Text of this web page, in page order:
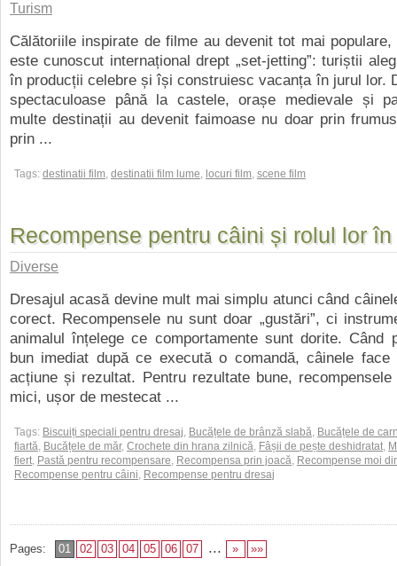
Turism
Călătoriile inspirate de filme au devenit tot mai populare,
este cunoscut internațional drept „set-jetting”: turiștii
în producții celebre și își construiesc vacanța în jurul lor.
spectaculoase până la castele, orașe medievale și
multe destinații au devenit faimoase nu doar prin
prin ...
Tags: destinatii film, destinatii film lume, locuri film, scene film
Recompense pentru câini și rolul lor
Diverse
Dresajul acasă devine mult mai simplu atunci când
corect. Recompensele nu sunt doar „gustări”, ci
animalul înțelege ce comportamente sunt dorite. Când
bun imediat după ce execută o comandă, câinele face
acțiune și rezultat. Pentru rezultate bune,
mici, ușor de mestecat ...
Tags: Biscuiți speciali pentru dresaj, Bucățele de brânză slabă, Bucățele de
fiartă, Bucățele de măr, Crochete din hrana zilnică, Fâșii de pește deshidratat,
fiert, Pastă pentru recompensare, Recompensa prin joacă, Recompense moi
Recompense pentru câini, Recompense pentru dresaj
Pages: 01 02 03 04 05 06 07 ... » »»